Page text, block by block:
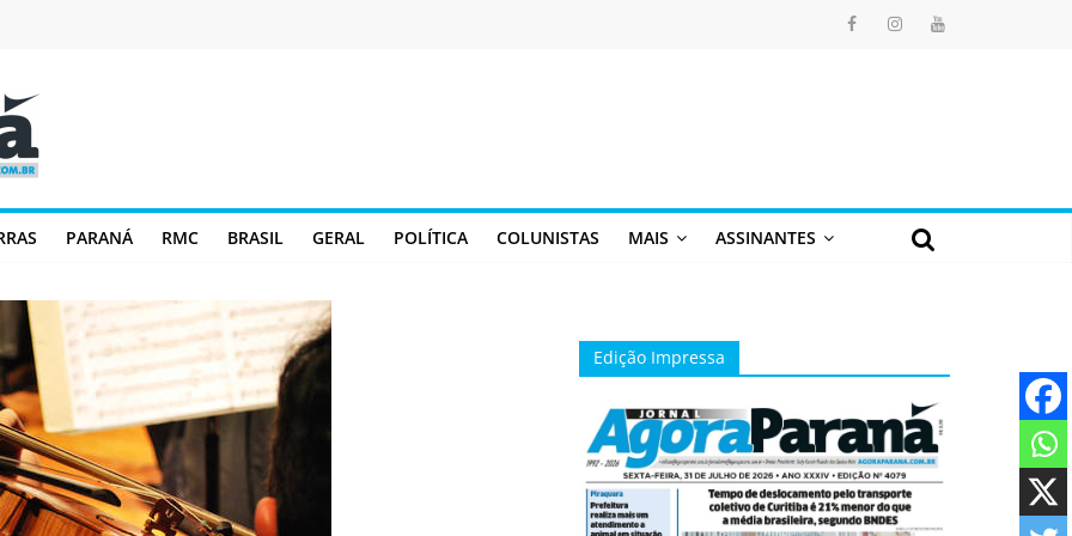
PARANÁ RMC BRASIL GERAL POLÍTICA COLUNISTAS MAIS ASSINANTES
Edição Impressa